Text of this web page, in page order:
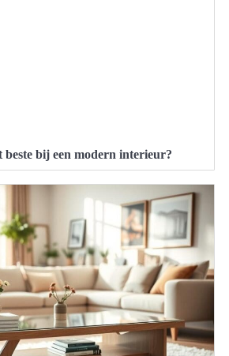
beste bij een modern interieur?